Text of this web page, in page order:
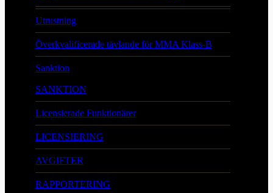
Utrustning
Överkvalificerade tävlande för MMA Klass-B
Sanktion
SANKTION
Licensierade Funktionärer
LICENSIERING
AVGIFTER
RAPPORTERING